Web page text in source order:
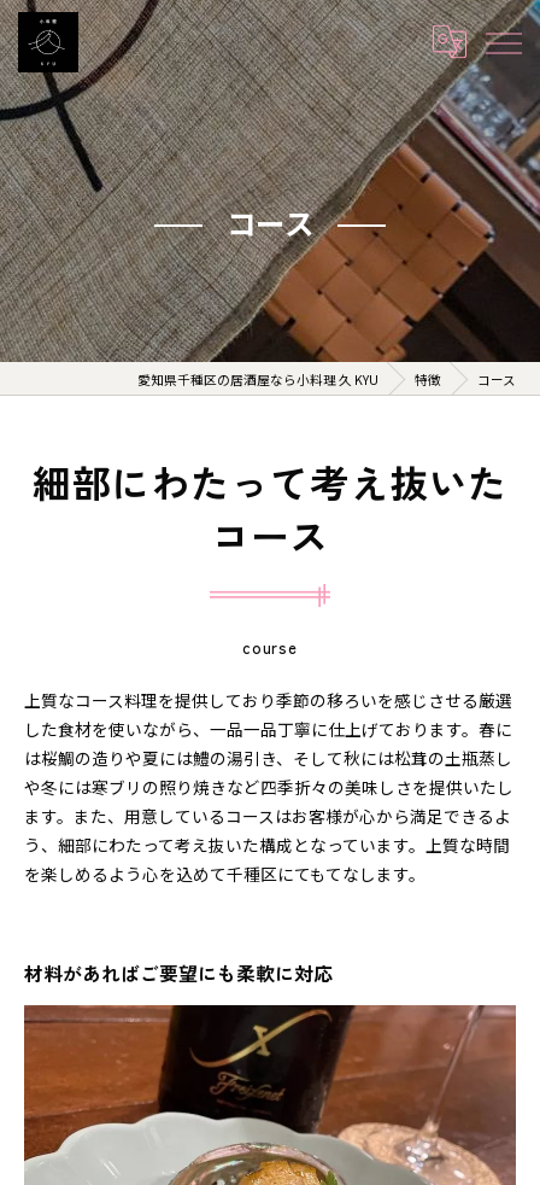
コース
愛知県千種区の居酒屋なら小料理 久 KYU 特徴 コース
細部にわたって考え抜いた
コース
course
上質なコース料理を提供しており季節の移ろいを感じさせる厳選
した食材を使いながら、一品一品丁寧に仕上げております。春に
は桜鯛の造りや夏には鱧の湯引き、そして秋には松茸の土瓶蒸し
や冬には寒ブリの照り焼きなど四季折々の美味しさを提供いたし
ます。また、用意しているコースはお客様が心から満足できるよ
う、細部にわたって考え抜いた構成となっています。上質な時間
を楽しめるよう心を込めて千種区にてもてなします。
材料があればご要望にも柔軟に対応